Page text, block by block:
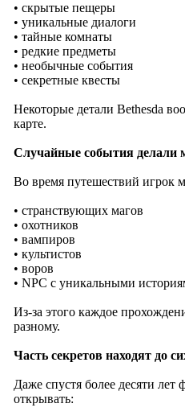
• скрытые пещеры
• уникальные диалоги
• тайные комнаты
• редкие предметы
• необычные события
• секретные квесты
Некоторые детали Bethesda
карте.
Случайные события
Во время путешествий игрок
• странствующих магов
• охотников
• вампиров
• культистов
• воров
• NPC с уникальными
Из-за этого каждое
разному.
Часть секретов находят до
Даже спустя более десяти
открывать: